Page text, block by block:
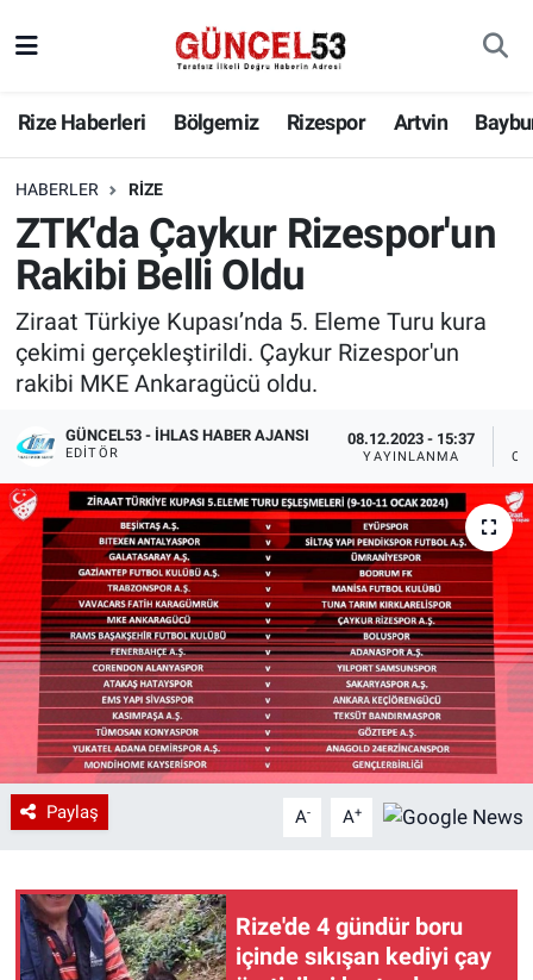
Rize Haberleri Bölgemiz Rizespor Artvin
HABERLER RIZE
ZTK'da Çaykur Rizespor'un
Rakibi Belli Oldu
Ziraat Türkiye Kupası’nda 5. Eleme Turu kura
çekimi gerçekleştirildi. Çaykur Rizespor'un
rakibi MKE Ankaragücü oldu.
GÜNCEL53 - İHLAS HABER AJANSI
EDITÖR
08.12.2023 - 15:37
YAYINLANMA
Paylaş A- A+
Rize'de 4 gündür boru
içinde sıkışan kediyi çay